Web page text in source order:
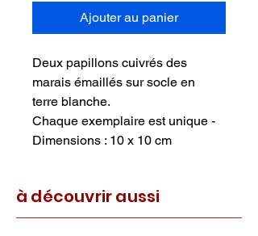
Ajouter au panier
Deux papillons cuivrés des
marais émaillés sur socle en
terre blanche.
Chaque exemplaire est unique -
Dimensions : 10 x 10 cm
à découvrir aussi